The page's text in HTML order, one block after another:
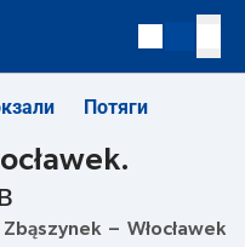
Потяги
Zbąszynek – Włocławek